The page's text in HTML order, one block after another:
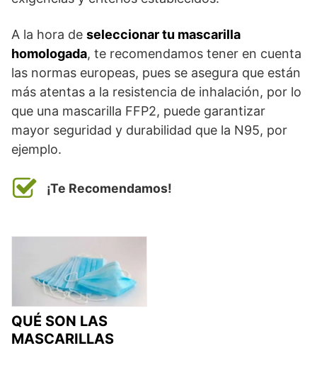
A la hora de seleccionar tu mascarilla
homologada, te recomendamos tener en cuenta
las normas europeas, pues se asegura que están
más atentas a la resistencia de inhalación, por lo
que una mascarilla FFP2, puede garantizar
mayor seguridad y durabilidad que la N95, por
ejemplo.
¡Te Recomendamos!
QUÉ SON LAS
MASCARILLAS